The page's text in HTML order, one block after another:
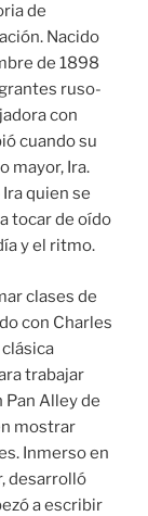
de
Nacido
de 1898
ruso-
con
cuando su
mayor, Ira.
quien se
tocar de oído
y el ritmo.
clases de
con Charles
trabajar
Pan Alley de
mostrar
Inmerso en
desarrolló
a escribir